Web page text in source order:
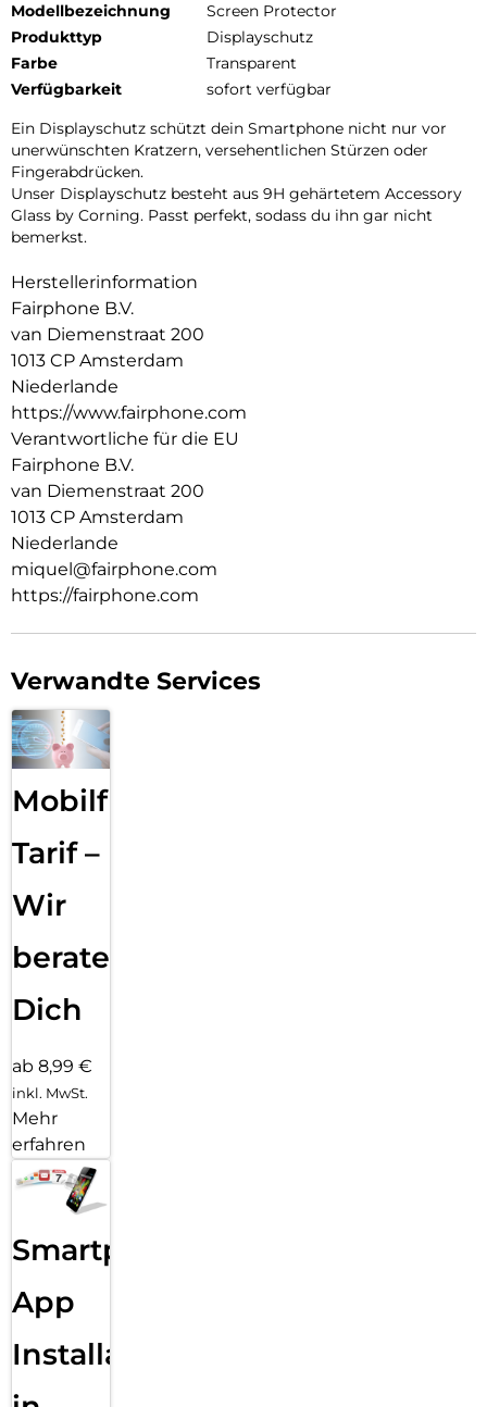
Modellbezeichnung
Screen Protector
Produkttyp
Displayschutz
Farbe
Transparent
Verfügbarkeit
sofort verfügbar
Ein Displayschutz schützt dein Smartphone nicht nur vor
unerwünschten Kratzern, versehentlichen Stürzen oder
Fingerabdrücken.
Unser Displayschutz besteht aus 9H gehärtetem Accessory
Glass by Corning. Passt perfekt, sodass du ihn gar nicht
bemerkst.
Herstellerinformation
Fairphone B.V.
van Diemenstraat 200
1013 CP Amsterdam
Niederlande
https://www.fairphone.com
Verantwortliche für die EU
Fairphone B.V.
van Diemenstraat 200
1013 CP Amsterdam
Niederlande
miquel@fairphone.com
https://fairphone.com
Verwandte Services
Mobilfunk
Tarif –
Wir
beraten
Dich
ab 8,99 €
inkl. MwSt.
Mehr
erfahren
Smartphone
App
Installation